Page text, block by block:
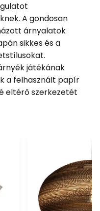
A gondosan
árnyalatok
sikkes és a
játékának
a felhasznált papír
eltérő szerkezetét